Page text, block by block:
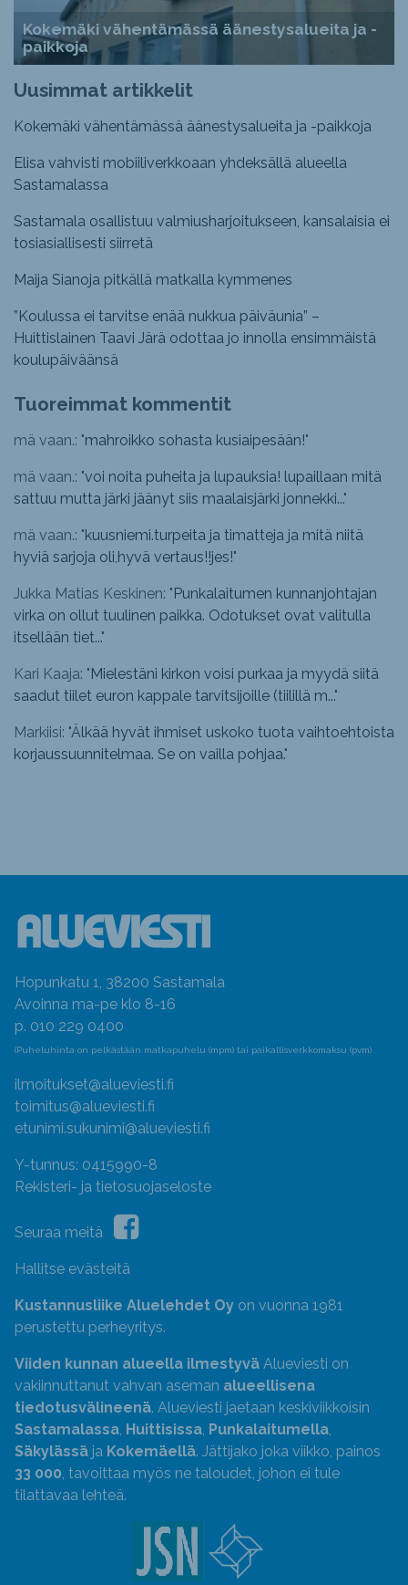
Kokemäki vähentämässä äänestysalueita ja -
paikkoja
Uusimmat artikkelit
Kokemäki vähentämässä äänestysalueita ja -paikkoja
Elisa vahvisti mobiiliverkkoaan yhdeksällä alueella
Sastamalassa
Sastamala osallistuu valmiusharjoitukseen, kansalaisia ei
tosiasiallisesti siirretä
Maija Sianoja pitkällä matkalla kymmenes
”Koulussa ei tarvitse enää nukkua päiväunia” –
Huittislainen Taavi Järä odottaa jo innolla ensimmäistä
koulupäiväänsä
Tuoreimmat kommentit
mä vaan.: "mahroikko sohasta kusiaipesään!"
mä vaan.: "voi noita puheita ja lupauksia! lupaillaan mitä
sattuu mutta järki jäänyt siis maalaisjärki jonnekki..."
mä vaan.: "kuusniemi.turpeita ja timatteja ja mitä niitä
hyviä sarjoja oli,hyvä vertaus!!jes!"
Jukka Matias Keskinen: " Punkalaitumen kunnanjohtajan
virka on ollut tuulinen paikka. Odotukset ovat valitulla
itsellään tiet..."
Kari Kaaja: " Mielestäni kirkon voisi purkaa ja myydä siitä
saadut tiilet euron kappale tarvitsijoille (tiilillä m..."
Markiisi: "Älkää hyvät ihmiset uskoko tuota vaihtoehtoista
korjaussuunnitelmaa. Se on vailla pohjaa."
Hopunkatu 1, 38200 Sastamala
Avoinna ma-pe klo 8-16
p. 010 229 0400
(Puheluhinta on pelkästään matkapuhelu (mpm) tai paikallisverkkomaksu (pvm)
ilmoitukset@alueviesti.fi
toimitus@alueviesti.fi
etunimi.sukunimi@alueviesti.fi
Y-tunnus: 0415990-8
Rekisteri- ja tietosuojaseloste
Seuraa meitä
Hallitse evästeitä
Kustannusliike Aluelehdet Oy on vuonna 1981
perustettu perheyritys.
Viiden kunnan alueella ilmestyvä Alueviesti on
vakiinnuttanut vahvan aseman alueellisena
tiedotusvälineenä. Alueviesti jaetaan keskiviikkoisin
Sastamalassa, Huittisissa, Punkalaitumella,
Säkylässä ja Kokemäellä. Jättijako joka viikko, painos
33 000, tavoittaa myös ne taloudet, johon ei tule
tilattavaa lehteä.